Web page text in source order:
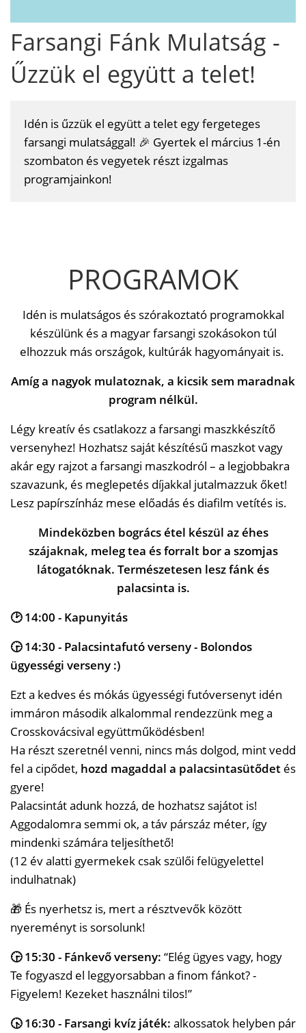
Farsangi Fánk Mulatság -
Űzzük el együtt a telet!
Idén is űzzük el együtt a telet egy fergeteges
farsangi mulatsággal! 🎉 Gyertek el március 1-én
szombaton és vegyetek részt izgalmas
programjainkon!
PROGRAMOK
Idén is mulatságos és szórakoztató programokkal
készülünk és a magyar farsangi szokásokon túl
elhozzuk más országok, kultúrák hagyományait is.
Amíg a nagyok mulatoznak, a kicsik sem maradnak
program nélkül.
Légy kreatív és csatlakozz a farsangi maszkkészítő
versenyhez! Hozhatsz saját készítésű maszkot vagy
akár egy rajzot a farsangi maszkodról – a legjobbakra
szavazunk, és meglepetés díjakkal jutalmazzuk őket!
Lesz papírszínház mese előadás és diafilm vetítés is.
Mindeközben bogrács étel készül az éhes
szájaknak, meleg tea és forralt bor a szomjas
látogatóknak. Természetesen lesz fánk és
palacsinta is.
🕑 14:00 - Kapunyitás
🕞 14:30 - Palacsintafutó verseny - Bolondos
ügyességi verseny :)
Ezt a kedves és mókás ügyességi futóversenyt idén
immáron második alkalommal rendezzünk meg a
Crosskovácsival együttműködésben!
Ha részt szeretnél venni, nincs más dolgod, mint vedd
fel a cipődet, hozd magaddal a palacsintasütődet és
gyere!
Palacsintát adunk hozzá, de hozhatsz sajátot is!
Aggodalomra semmi ok, a táv párszáz méter, így
mindenki számára teljesíthető!
(12 év alatti gyermekek csak szülői felügyelettel
indulhatnak)
🎁 És nyerhetsz is, mert a résztvevők között
nyereményt is sorsolunk!
🕞 15:30 - Fánkevő verseny: “Elég ügyes vagy, hogy
Te fogyaszd el leggyorsabban a finom fánkot? -
Figyelem! Kezeket használni tilos!”
🕟 16:30 - Farsangi kvíz játék: alkossatok helyben pár